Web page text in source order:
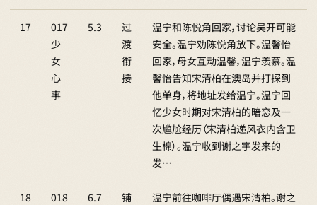
17
017
少
女
心
事
5.3
过
渡
衔
接
温宁和陈悦角回家，讨论吴开可能
安全。温宁劝陈悦角放下。温馨怡
回家，母女互动温馨，温宁羡慕。温
馨怡告知宋清柏在澳岛并打探到
他单身，将地址发给温宁。温宁回
忆少女时期对宋清柏的暗恋及一
次尴尬经历（宋清柏递风衣内含卫
生棉）。温宁收到谢之宇发来的
发…
18
018
6.7
铺
温宁前往咖啡厅偶遇宋清柏。谢之